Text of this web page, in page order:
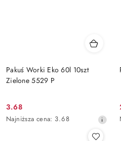
Pakuś Worki Eko 60l 10szt
Zielone 5529 P
Cena
promocyjna:
3.68
Najniższa
Najniższa cena: 3.68